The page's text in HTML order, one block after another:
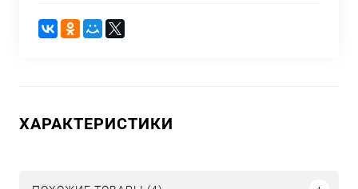
ХАРАКТЕРИСТИКИ